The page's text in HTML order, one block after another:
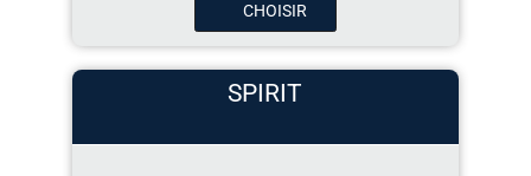
CHOISIR
SPIRIT